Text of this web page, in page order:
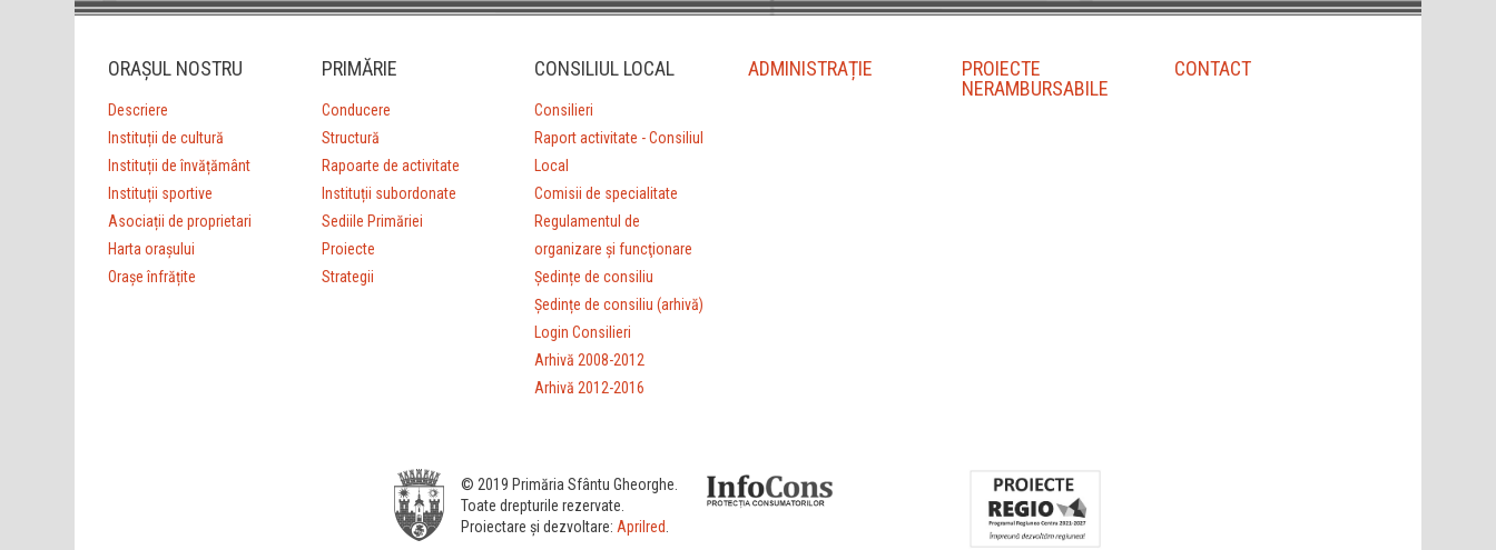
ORAȘUL NOSTRU
Descriere
Instituții de cultură
Instituții de învățământ
Instituții sportive
Asociații de proprietari
Harta orașului
Orașe înfrățite
PRIMĂRIE
Conducere
Structură
Rapoarte de activitate
Instituții subordonate
Sediile Primăriei
Proiecte
Strategii
CONSILIUL LOCAL
Consilieri
Raport activitate - Consiliul
Local
Comisii de specialitate
Regulamentul de
organizare şi funcţionare
Ședințe de consiliu
Ședințe de consiliu (arhivă)
Login Consilieri
Arhivă 2008-2012
Arhivă 2012-2016
ADMINISTRAȚIE
PROIECTE
NERAMBURSABILE
CONTACT
© 2019 Primăria Sfântu Gheorghe.
Toate drepturile rezervate.
Proiectare și dezvoltare: Aprilred